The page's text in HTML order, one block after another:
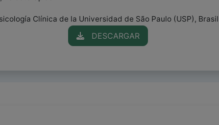
Clínica de la Universidad de São Paulo (USP),
DESCARGAR